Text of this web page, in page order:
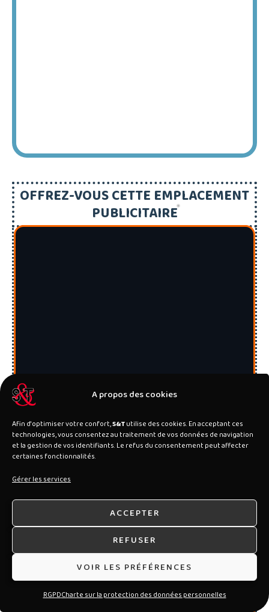
A propos des cookies
Afin d'optimiser votre confort,S&Tutilise des cookies. En acceptant ces
technologies, vous consentez au traitement de vos données de navigation
et la gestion de vos identifiants. Le refus du consentement peut affecter
certaines fonctionnalités.
Gérer les services
ACCEPTER
REFUSER
VOIR LES PRÉFÉRENCES
RGPDCharte sur la protection des données personnelles
OFFREZ-VOUS CETTE EMPLACEMENT
PUBLICITAIRE